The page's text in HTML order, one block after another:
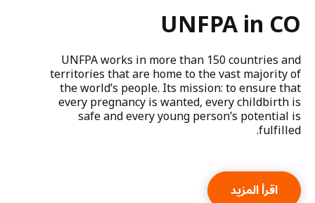
UNFPA in CO
UNFPA works in more than 150 countries and
territories that are home to the vast majority of
the world’s people. Its mission: to ensure that
every pregnancy is wanted, every childbirth is
safe and every young person’s potential is
fulfilled.
اقرأ المزيد